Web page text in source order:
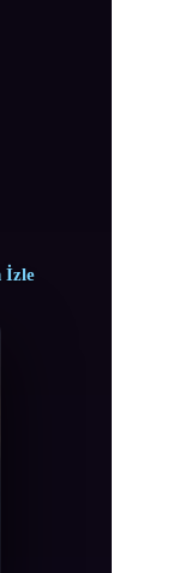
İzle